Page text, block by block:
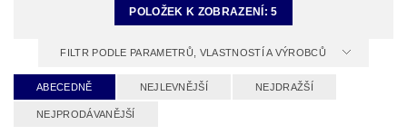
POLOŽEK K ZOBRAZENÍ:5
FILTR PODLE PARAMETRŮ, VLASTNOSTÍ A VÝROBCŮ
ABECEDNĚ NEJLEVNĚJŠÍ NEJDRAŽŠÍ
NEJPRODÁVANĚJŠÍ